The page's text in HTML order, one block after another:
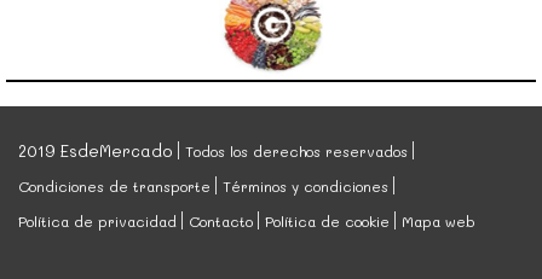
2019 EsdeMercado
Todos los derechos reservados
Condiciones de transporte
Términos y condiciones
Política de privacidad
Contacto Política de cookie Mapa web